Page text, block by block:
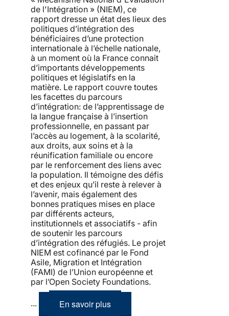
de l'Intégration » (NIEM), ce
rapport dresse un état des lieux des
politiques d’intégration des
bénéficiaires d’une protection
internationale à l’échelle nationale,
à un moment où la France connait
d’importants développements
politiques et législatifs en la
matière. Le rapport couvre toutes
les facettes du parcours
d’intégration: de l’apprentissage de
la langue française à l’insertion
professionnelle, en passant par
l’accès au logement, à la scolarité,
aux droits, aux soins et à la
réunification familiale ou encore
par le renforcement des liens avec
la population. Il témoigne des défis
et des enjeux qu’il reste à relever à
l’avenir, mais également des
bonnes pratiques mises en place
par différents acteurs,
institutionnels et associatifs - afin
de soutenir les parcours
d’intégration des réfugiés. Le projet
NIEM est cofinancé par le Fond
Asile, Migration et Intégration
(FAMI) de l’Union européenne et
par l’Open Society Foundations.
... En savoir plus